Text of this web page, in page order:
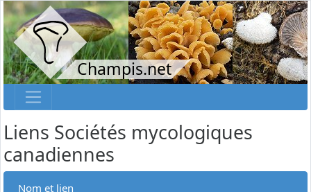
Champis.net
Liens Sociétés mycologiques
canadiennes
Nom et lien